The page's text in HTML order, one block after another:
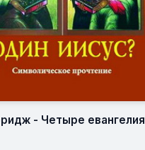
- Четыре евангелия